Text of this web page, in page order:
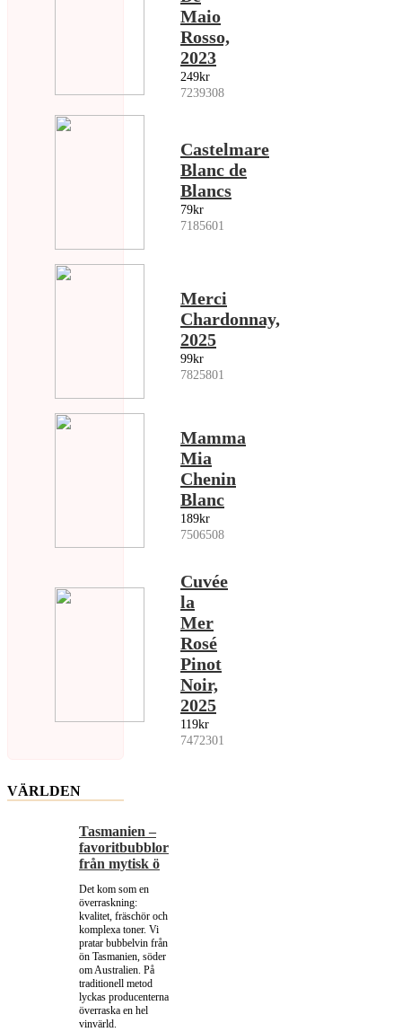
Maio
Rosso,
2023
249kr
7239308
Castelmare
Blanc de
Blancs
79kr
7185601
Merci
Chardonnay,
2025
99kr
7825801
Mamma
Mia
Chenin
Blanc
189kr
7506508
Cuvée
la
Mer
Rosé
Pinot
Noir,
2025
119kr
7472301
VÄRLDEN
Tasmanien –
favoritbubblor
från mytisk ö
Det kom som en
överraskning:
kvalitet, fräschör och
komplexa toner. Vi
pratar bubbelvin från
ön Tasmanien, söder
om Australien. På
traditionell metod
lyckas producenterna
överraska en hel
vinvärld.